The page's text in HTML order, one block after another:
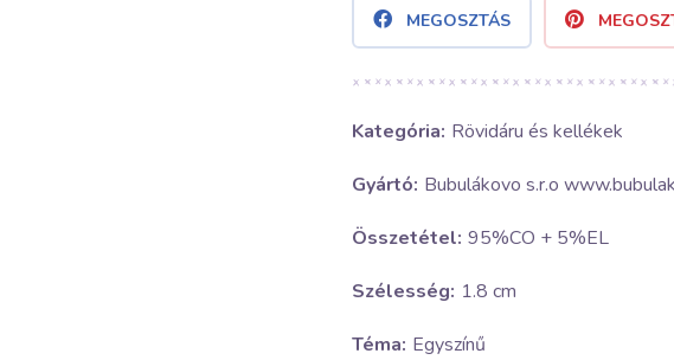
MEGOSZTÁS
Kategória: Rövidáru és kellékek
Gyártó: Bubulákovo s.r.o
Összetétel: 95%CO + 5%EL
Szélesség: 1.8 cm
Téma: Egyszínű